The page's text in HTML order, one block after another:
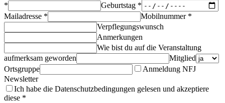
*
Geburtstag *
Mailadresse *
Mobilnummer *
Verpflegungswunsch
Anmerkungen
Wie bist du auf die Veranstaltung
aufmerksam geworden
Mitglied
Ortsgruppe
Anmeldung NFJ
Newsletter
Ich habe die Datenschutzbedingungen gelesen und akzeptiere
diese *